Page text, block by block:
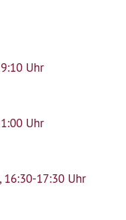
Uhr
Uhr
16:30-17:30 Uhr